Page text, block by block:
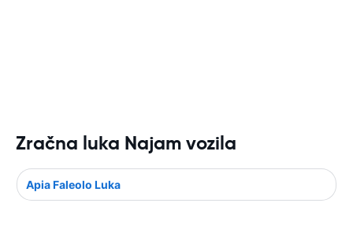
Zračna luka Najam vozila
Apia Faleolo Luka